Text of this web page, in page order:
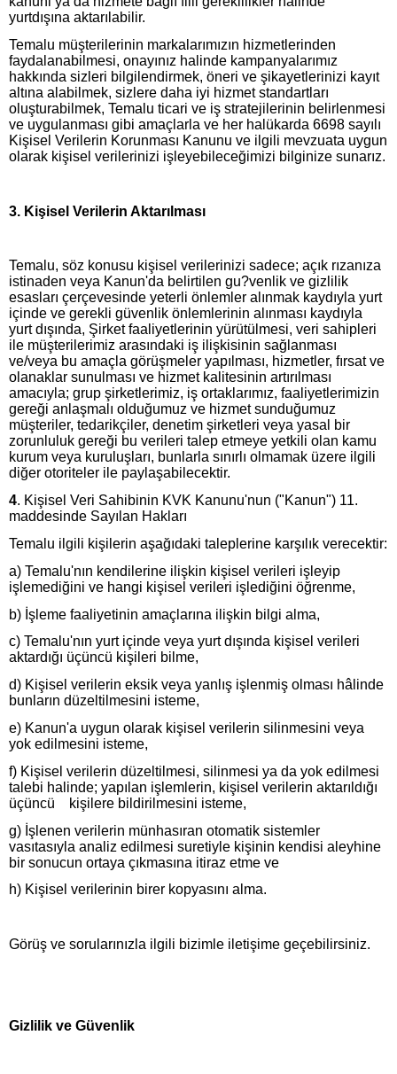
yurtdışına aktarılabilir.
Temalu müşterilerinin markalarımızın hizmetlerinden
faydalanabilmesi, onayınız halinde kampanyalarımız
hakkında sizleri bilgilendirmek, öneri ve şikayetlerinizi kayıt
altına alabilmek, sizlere daha iyi hizmet standartları
oluşturabilmek, Temalu ticari ve iş stratejilerinin belirlenmesi
ve uygulanması gibi amaçlarla ve her halükarda 6698 sayılı
Kişisel Verilerin Korunması Kanunu ve ilgili mevzuata uygun
olarak kişisel verilerinizi işleyebileceğimizi bilginize sunarız.
3. Kişisel Verilerin Aktarılması
Temalu, söz konusu kişisel verilerinizi sadece; açık rızanıza
istinaden veya Kanun'da belirtilen gu?venlik ve gizlilik
esasları çerçevesinde yeterli önlemler alınmak kaydıyla yurt
içinde ve gerekli güvenlik önlemlerinin alınması kaydıyla
yurt dışında, Şirket faaliyetlerinin yürütülmesi, veri sahipleri
ile müşterilerimiz arasındaki iş ilişkisinin sağlanması
ve/veya bu amaçla görüşmeler yapılması, hizmetler, fırsat ve
olanaklar sunulması ve hizmet kalitesinin artırılması
amacıyla; grup şirketlerimiz, iş ortaklarımız, faaliyetlerimizin
gereği anlaşmalı olduğumuz ve hizmet sunduğumuz
müşteriler, tedarikçiler, denetim şirketleri veya yasal bir
zorunluluk gereği bu verileri talep etmeye yetkili olan kamu
kurum veya kuruluşları, bunlarla sınırlı olmamak üzere ilgili
diğer otoriteler ile paylaşabilecektir.
4. Kişisel Veri Sahibinin KVK Kanunu'nun ("Kanun") 11.
maddesinde Sayılan Hakları
Temalu ilgili kişilerin aşağıdaki taleplerine karşılık verecektir:
a) Temalu'nın kendilerine ilişkin kişisel verileri işleyip
işlemediğini ve hangi kişisel verileri işlediğini öğrenme,
b) İşleme faaliyetinin amaçlarına ilişkin bilgi alma,
c) Temalu'nın yurt içinde veya yurt dışında kişisel verileri
aktardığı üçüncü kişileri bilme,
d) Kişisel verilerin eksik veya yanlış işlenmiş olması hâlinde
bunların düzeltilmesini isteme,
e) Kanun'a uygun olarak kişisel verilerin silinmesini veya
yok edilmesini isteme,
f) Kişisel verilerin düzeltilmesi, silinmesi ya da yok edilmesi
talebi halinde; yapılan işlemlerin, kişisel verilerin aktarıldığı
üçüncü kişilere bildirilmesini isteme,
g) İşlenen verilerin münhasıran otomatik sistemler
vasıtasıyla analiz edilmesi suretiyle kişinin kendisi aleyhine
bir sonucun ortaya çıkmasına itiraz etme ve
h) Kişisel verilerinin birer kopyasını alma.
Görüş ve sorularınızla ilgili bizimle iletişime geçebilirsiniz.
Gizlilik ve Güvenlik